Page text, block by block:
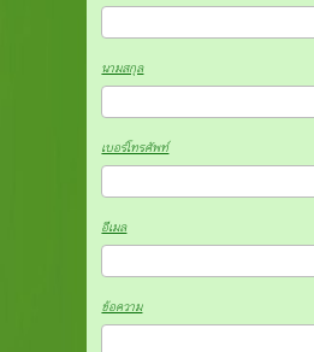
นามสกุล
เบอร์โทรศัพท์
อีเมล
ข้อความ